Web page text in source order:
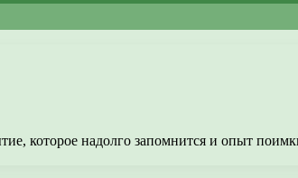
которое надолго запомнится и опыт